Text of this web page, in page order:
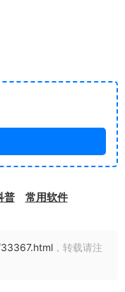
普 常用软件
，转载请注